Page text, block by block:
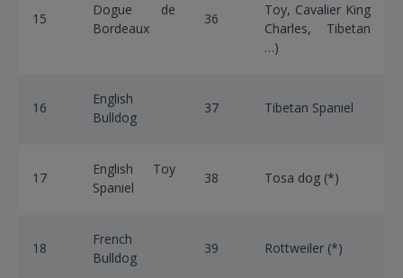
15
Dogue de
Bordeaux
36
Toy, Cavalier King
Charles, Tibetan
…)
16
English
Bulldog
37 Tibetan Spaniel
17
English Toy
Spaniel
38 Tosa dog (*)
18
French
Bulldog
39 Rottweiler (*)